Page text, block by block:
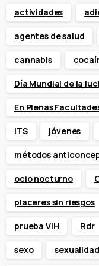
actividades
agentes de salud
cannabis
Día Mundial de la
En Plenas
ITS jóvenes
métodos
ocio nocturno
placeres sin riesgos
prueba VIH Rdr
sexo sexualidad